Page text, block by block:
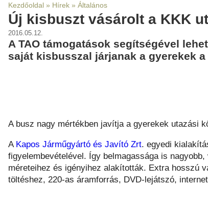
Kezdőoldal » Hírek » Általános
Új kisbuszt vásárolt a KKK
2016.05.12.
A TAO támogatások segítségével
saját kisbusszal járjanak a gyerekek
A busz nagy mértékben javítja a gyerekek utazási
A Kapos Járműgyártó és Javító Zrt. egyedi
figyelembevételével. Így belmagassága is
méreteihez és igényihez alakították. Extra hosszú
töltéshez, 220-as áramforrás, DVD-lejátszó,